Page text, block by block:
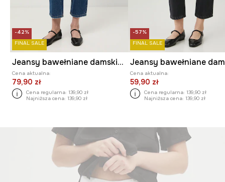
-42%
FINAL SALE
Jeansy bawełniane damskie boyfriend z efektem sprania
Cena aktualna:
79,90 zł
Cena regularna: 139,90 zł
Najniższa cena: 139,90 zł
-57%
FINAL SALE
Cena aktualna:
59,90 zł
Cena regularna: 139,90 zł
Najniższa cena: 139,90 zł